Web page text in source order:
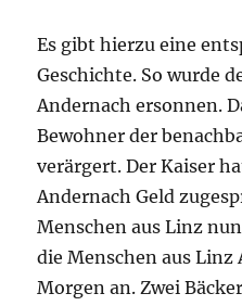
Es gibt hierzu eine
Geschichte. So wurde
Andernach ersonnen.
Bewohner der
verärgert. Der Kaiser
Andernach Geld
Menschen aus Linz
die Menschen aus
Morgen an. Zwei